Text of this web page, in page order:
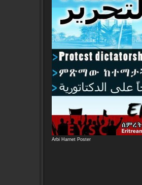
Arbi Harnet Poster